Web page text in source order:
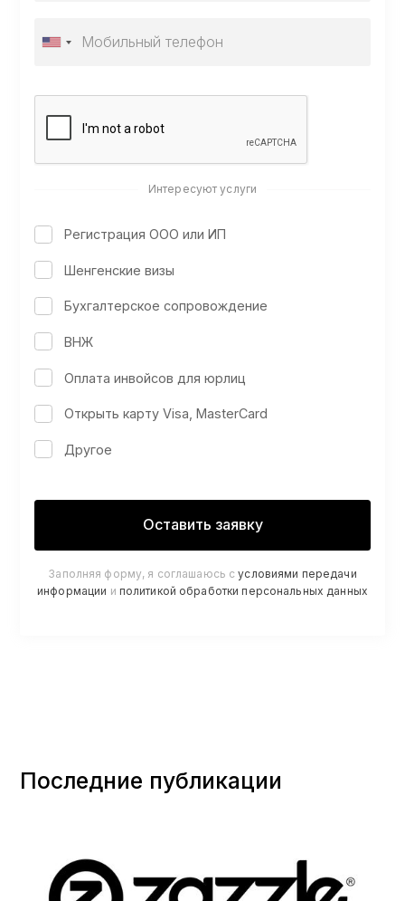
Интересуют услуги
Регистрация ООО или ИП
Шенгенские визы
Бухгалтерское сопровождение
ВНЖ
Оплата инвойсов для юрлиц
Открыть карту Visa, MasterCard
Другое
Заполняя форму, я соглашаюсь сусловиями передачи
информации и политикой обработки персональных данных
Последние публикации